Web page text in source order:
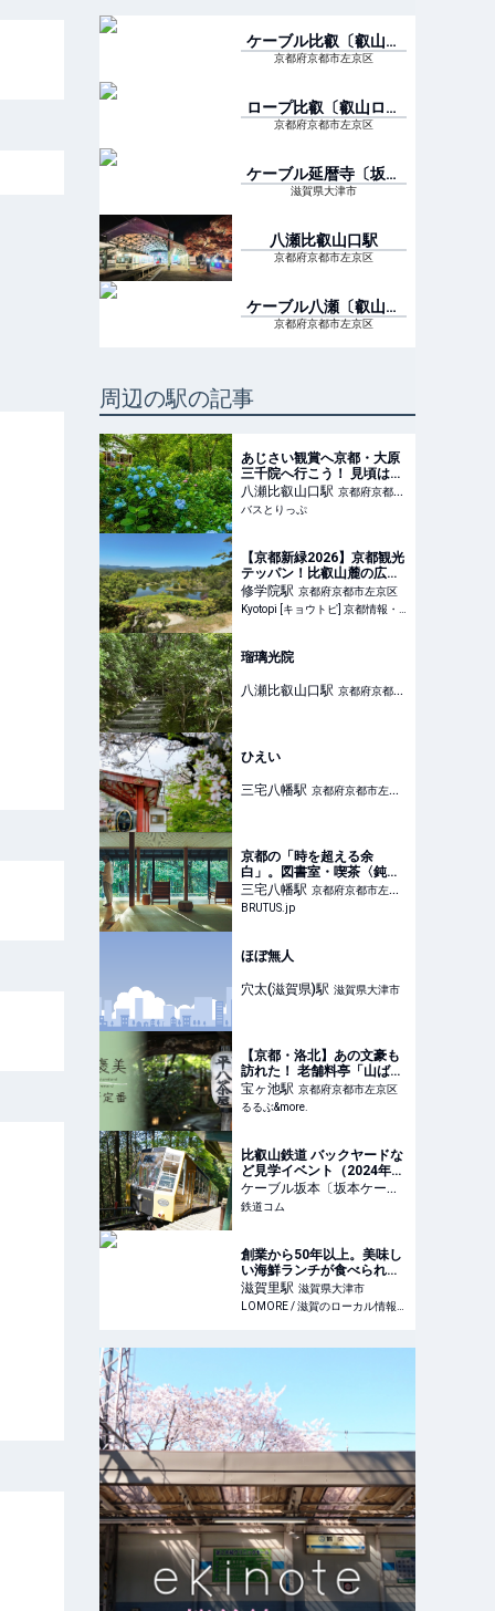
ケーブル比叡〔叡山ケ
ーブル〕駅
京都府京都市左京区
ロープ比叡〔叡山ロー
プウェイ〕駅
京都府京都市左京区
ケーブル延暦寺〔坂本
ケーブル〕駅
滋賀県大津市
八瀬比叡山口駅
京都府京都市左京区
ケーブル八瀬〔叡山ケ
ーブル〕駅
京都府京都市左京区
周辺の駅の記事
あじさい観賞へ京都・大原
三千院へ行こう！ 見頃はい
つ？ 2026年開催のツアー
と高速バスを紹介
八瀬比叡山口駅 京都府京都市
左京区
バスとりっぷ
【京都新緑2026】京都観光
テッパン！比叡山麓の広大
な池泉回遊式庭園の絶景
「修学院離宮」
修学院駅 京都府京都市左京区
Kyotopi [キョウトピ] 京都情報・観光・旅行・グルメ
瑠璃光院
八瀬比叡山口駅 京都府京都市
ひえい
三宅八幡駅 京都府京都市左京
京都の「時を超える余
白」。図書室・喫茶〈鈍
考〉 | ブルータス|
BRUTUS.jp
三宅八幡駅 京都府京都市左京
区
BRUTUS.jp
ほぼ無人
穴太(滋賀県)駅 滋賀県大津市
【京都・洛北】あの文豪も
訪れた！ 老舗料亭「山ばな
平八茶屋」で京都の美景を
眺めながら味わう昼懐石
【ご褒美の新定番】｜るる
宝ヶ池駅 京都府京都市左京区
るるぶ&more.
比叡山鉄道 バックヤードな
ど見学イベント（2024年8
月17日） - 鉄道コム
ケーブル坂本〔坂本ケーブ
ル〕駅
鉄道コム
創業から50年以上。美味し
い海鮮ランチが食べられる
『グローバルキッチン五兵
衛』 / 大津市際川
滋賀里駅 滋賀県大津市
LOMORE / 滋賀のローカル情報を発信するWEBメディア